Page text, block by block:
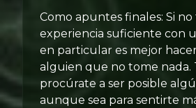
Como apuntes finales: Si no
experiencia suficiente con
en particular es mejor
alguien que no tome nada.
procúrate a ser posible
aunque sea para sentirte